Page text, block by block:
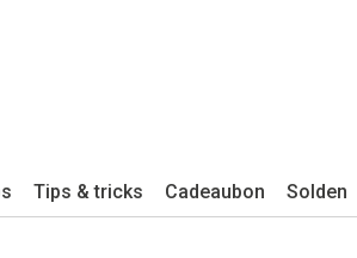
Tips & tricks Cadeaubon Solden